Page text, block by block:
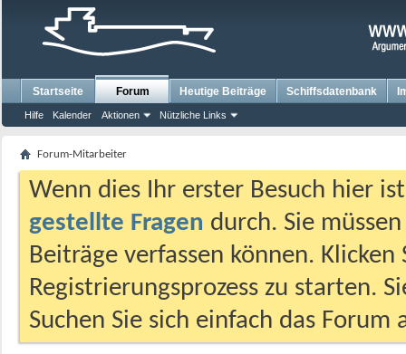
Startseite Forum
Hilfe Kalender Aktionen Nützliche Links
Heutige Beiträge Schiffsdatenbank
Forum-Mitarbeiter
Wenn dies Ihr erster Besuch hier
gestellte Fragen durch. Sie
Beiträge verfassen können.
Registrierungsprozess zu starten.
Suchen Sie sich einfach das